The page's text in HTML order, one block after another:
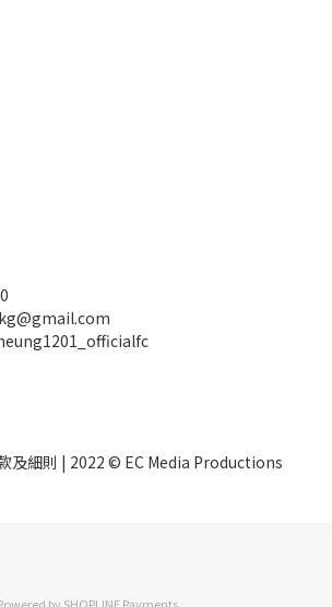
及細則 | 2022 © EC Media Productions